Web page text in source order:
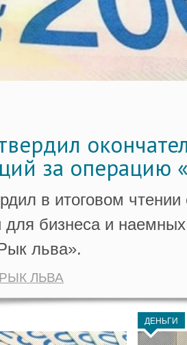
за операцию
в итоговом
для бизнеса и
льва».
РЫК ЛЬВА
ДЕНЬГИ